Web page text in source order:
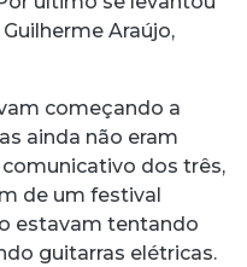
Araújo,
começando a
ainda não eram
dos três,
de um festival
estavam tentando
guitarras elétricas.